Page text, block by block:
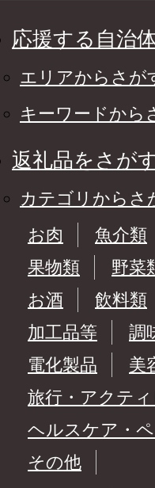
応援する自治
エリアからさが
キーワードから
返礼品をさが
カテゴリからさ
お肉
魚介類
果物類
野菜
お酒
飲料類
加工品等
調
電化製品
美
旅行・アクテ
ヘルスケア・ペ
その他